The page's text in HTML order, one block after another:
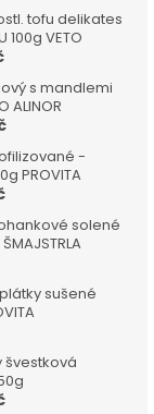
tofu delikates
100g VETO
s mandlemi
ALINOR
-
PROVITA
solené
sušené
švestková